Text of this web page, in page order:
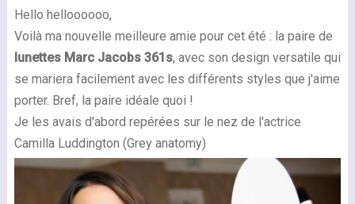
Hello helloooooo,
Voilà ma nouvelle meilleure amie pour cet été : la paire de
lunettes Marc Jacobs361s, avec son design versatile qui
se mariera facilement avec les différents styles que j'aime
porter. Bref, la paire idéale quoi !
Je les avais d'abord repérées sur le nez de l'actrice
Camilla Luddington (Grey anatomy)